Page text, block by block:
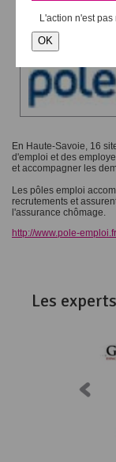
En Haute-Savoie, 16
d'emploi et des
et accompagner les
Les pôles emploi
recrutements et
l'assurance chômage.
http://www.pole-emploi.fr
Les experts
L'action n'est pas
OK